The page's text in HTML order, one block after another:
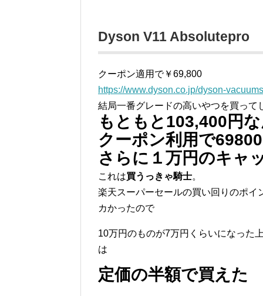
Dyson V11 Absolutepro
クーポン適用で￥69,800
https://www.dyson.co.jp/dyson-
結局一番グレードの高いやつを買って
もともと103,400円
クーポン利用で
さらに１万円のキャ
これは買うっきゃ騎士。
楽天スーパーセールの買い回りのポ
カかったので
10万円のものが7万円くらいになった
は
定価の半額で買えた